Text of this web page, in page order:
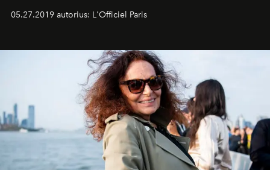
05.27.2019 autorius: L'Officiel Paris